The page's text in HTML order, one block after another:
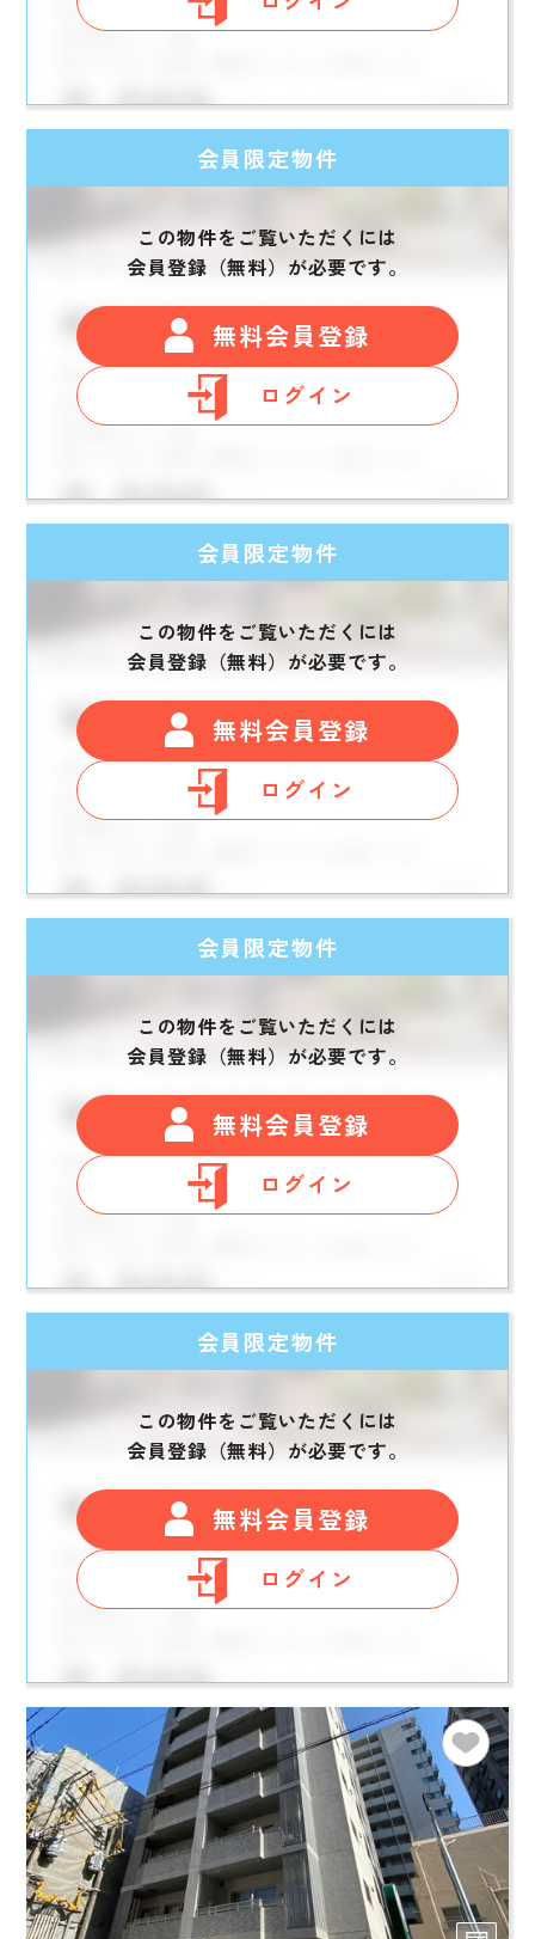
会員限定物件
この物件をご覧いただくには
会員登録（無料）が必要です。
無料会員登録
ログイン
会員限定物件
この物件をご覧いただくには
会員登録（無料）が必要です。
無料会員登録
ログイン
会員限定物件
この物件をご覧いただくには
会員登録（無料）が必要です。
無料会員登録
ログイン
会員限定物件
この物件をご覧いただくには
会員登録（無料）が必要です。
無料会員登録
ログイン